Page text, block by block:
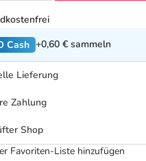
Cash +0,60 € sammeln
Lieferung
Zahlung
Shop
Favoriten-Liste hinzufügen